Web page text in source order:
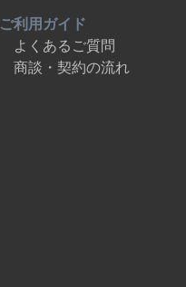
ご利用ガイド
よくあるご質問
商談・契約の流れ